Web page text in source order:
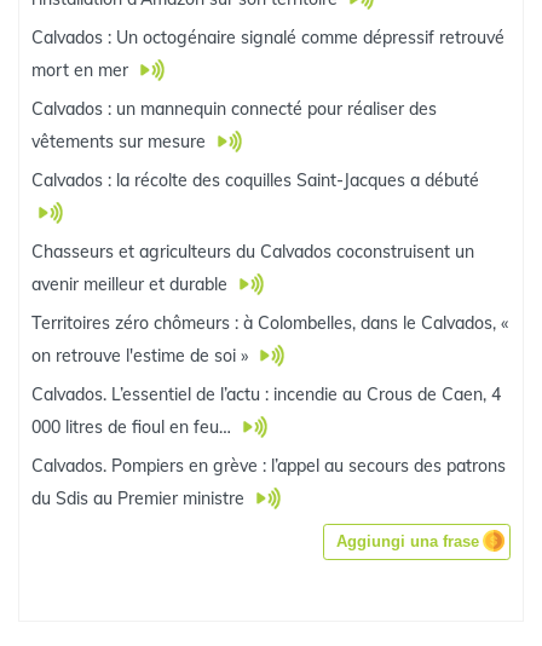
Calvados : Un octogénaire signalé comme dépressif retrouvé
mort en mer
Calvados : un mannequin connecté pour réaliser des
vêtements sur mesure
Calvados : la récolte des coquilles Saint-Jacques a débuté
Chasseurs et agriculteurs du Calvados coconstruisent un
avenir meilleur et durable
Territoires zéro chômeurs : à Colombelles, dans le Calvados, «
on retrouve l'estime de soi »
Calvados. L’essentiel de l’actu : incendie au Crous de Caen, 4
000 litres de fioul en feu…
Calvados. Pompiers en grève : l’appel au secours des patrons
du Sdis au Premier ministre
Aggiungi una frase